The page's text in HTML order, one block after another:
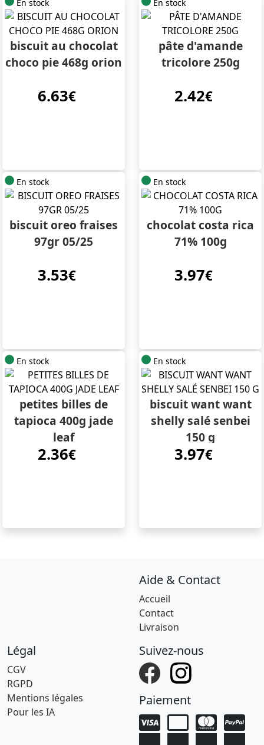
En stock
biscuit au chocolat
choco pie 468g orion
6.63€
En stock
pâte d'amande
tricolore 250g
2.42€
En stock
biscuit oreo fraises
97gr 05/25
3.53€
En stock
chocolat costa rica
71% 100g
3.97€
En stock
petites billes de
tapioca 400g jade
leaf
2.36€
En stock
biscuit want want
shelly salé senbei
150 g
3.97€
Aide & Contact
Accueil
Contact
Livraison
Légal
CGV
RGPD
Mentions légales
Pour les IA
Suivez-nous
Paiement